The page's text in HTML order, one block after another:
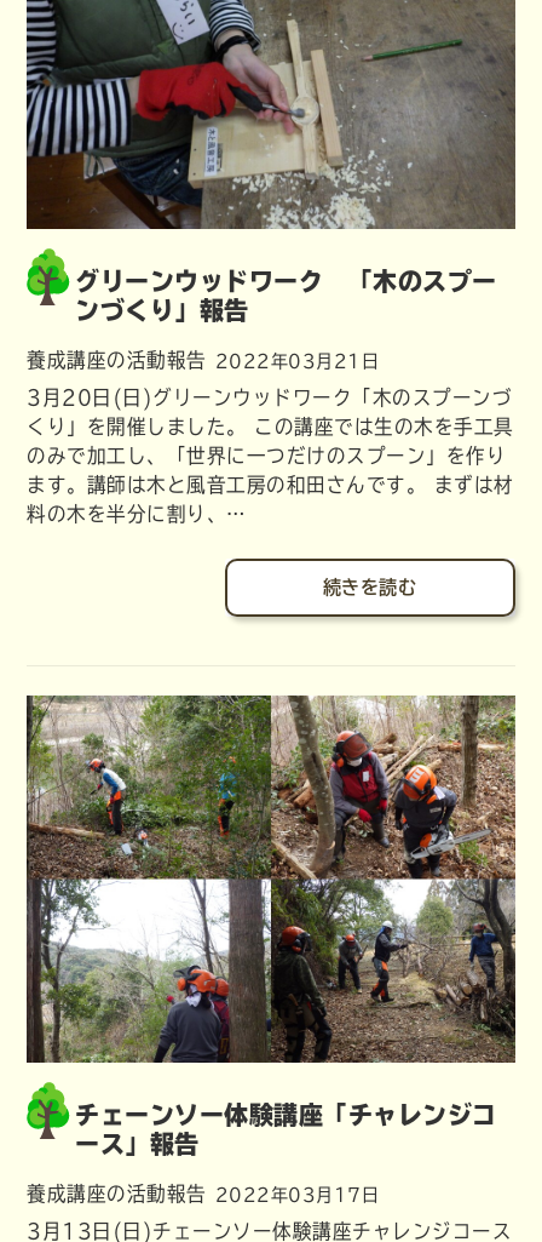
グリーンウッドワーク 「木のスプー
ンづくり」報告
養成講座の活動報告 2022年03月21日
3月20日(日)グリーンウッドワーク「木のスプーンづ
くり」を開催しました。 この講座では生の木を手工具
のみで加工し、「世界に一つだけのスプーン」を作り
ます。講師は木と風音工房の和田さんです。 まずは材
料の木を半分に割り、…
続きを読む
チェーンソー体験講座「チャレンジコ
ース」報告
養成講座の活動報告 2022年03月17日
3月13日(日)チェーンソー体験講座チャレンジコース